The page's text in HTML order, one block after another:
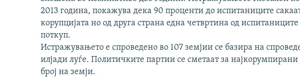
2013 година, покажува дека 90 проценти до испитаниците
корупцијата но од друга страна една четвртина од
поткуп.
Истражувањето е спроведено во 107 земјии се базира на
илјади луѓе. Политичките партии се сметаат за
број на земји.